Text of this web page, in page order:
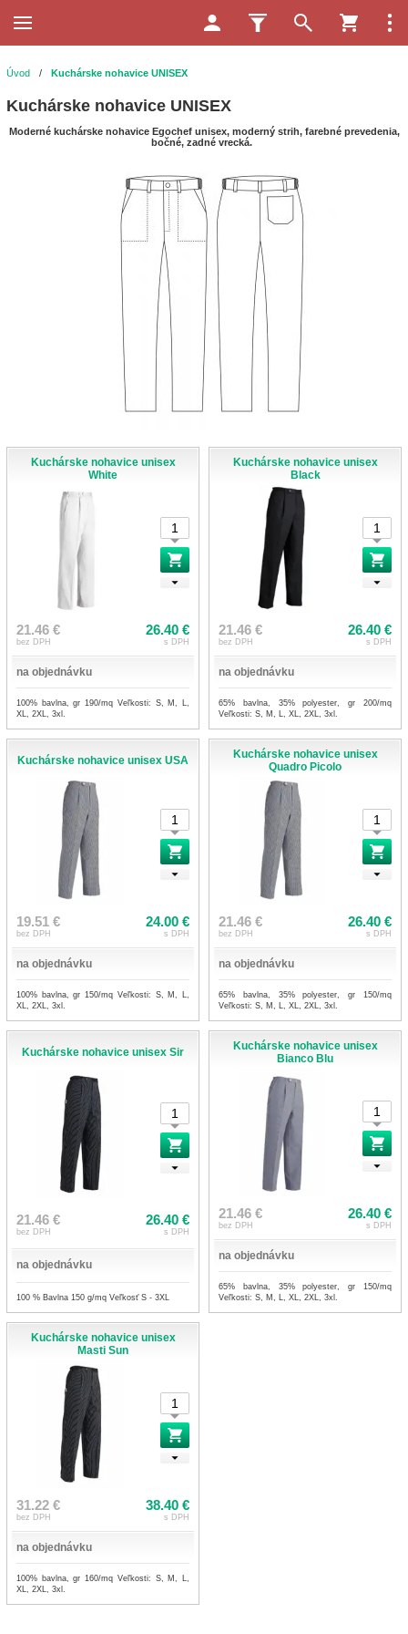
Úvod / Kuchárske nohavice UNISEX
Kuchárske nohavice UNISEX
Moderné kuchárske nohavice Egochef unisex, moderný strih, farebné prevedenia,
bočné, zadné vrecká.
Kuchárske nohavice unisex
White
21.46 €
bez DPH
26.40 €
s DPH
na objednávku
100% bavlna, gr 190/mq Veľkosti: S, M, L,
XL, 2XL, 3xl.
Kuchárske nohavice unisex
Black
21.46 €
bez DPH
26.40 €
s DPH
na objednávku
65% bavlna, 35% polyester, gr 200/mq
Veľkosti: S, M, L, XL, 2XL, 3xl.
Kuchárske nohavice unisex USA
19.51 €
bez DPH
24.00 €
s DPH
na objednávku
100% bavlna, gr 150/mq Veľkosti: S, M, L,
XL, 2XL, 3xl.
Kuchárske nohavice unisex
Quadro Picolo
21.46 €
bez DPH
26.40 €
s DPH
na objednávku
65% bavlna, 35% polyester, gr 150/mq
Veľkosti: S, M, L, XL, 2XL, 3xl.
Kuchárske nohavice unisex Sir
21.46 €
bez DPH
26.40 €
s DPH
na objednávku
100 % Bavlna 150 g/mq Veľkosť S - 3XL
Kuchárske nohavice unisex
Bianco Blu
21.46 €
bez DPH
26.40 €
s DPH
na objednávku
65% bavlna, 35% polyester, gr 150/mq
Veľkosti: S, M, L, XL, 2XL, 3xl.
Kuchárske nohavice unisex
Masti Sun
31.22 €
bez DPH
38.40 €
s DPH
na objednávku
100% bavlna, gr 160/mq Veľkosti: S, M, L,
XL, 2XL, 3xl.